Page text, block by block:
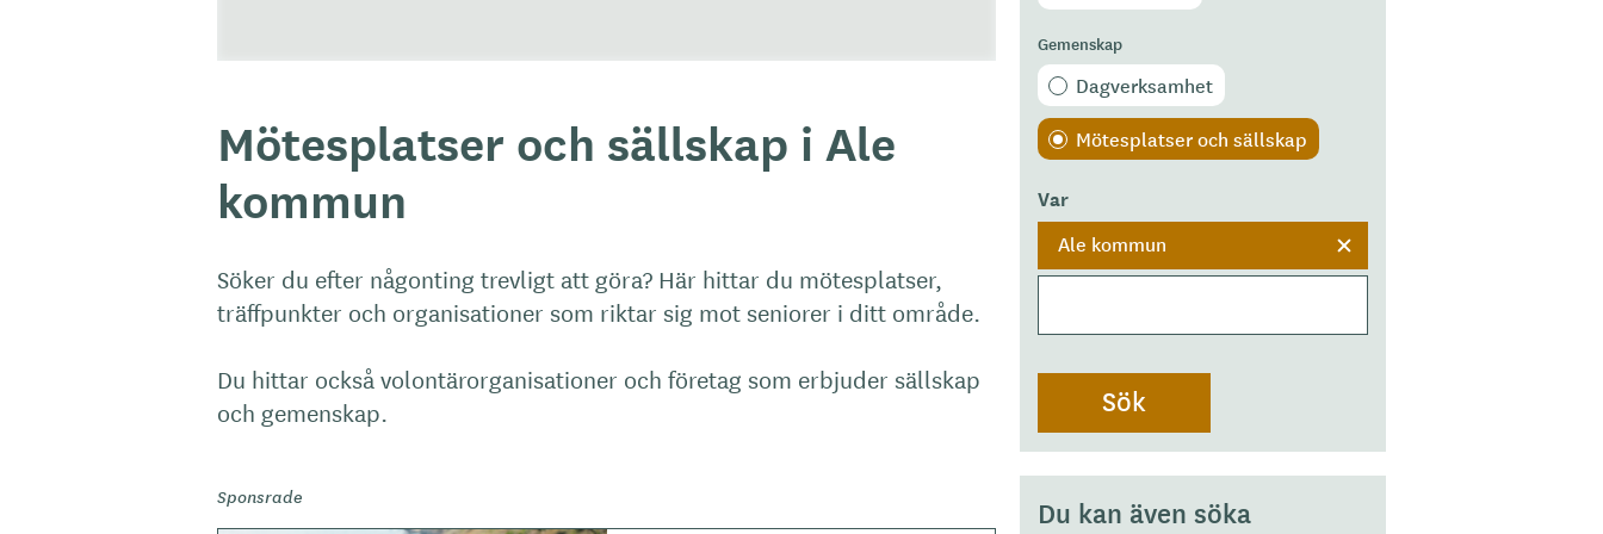
Gemenskap
Dagverksamhet
Mötesplatser och sällskap
Var
Ale kommun
Du kan även söka
Mötesplatser och sällskap i Ale
kommun
Söker du efter någonting trevligt att göra? Här hittar du mötesplatser,
träffpunkter och organisationer som riktar sig mot seniorer i ditt område.
Du hittar också volontärorganisationer och företag som erbjuder sällskap
och gemenskap.
Sponsrade